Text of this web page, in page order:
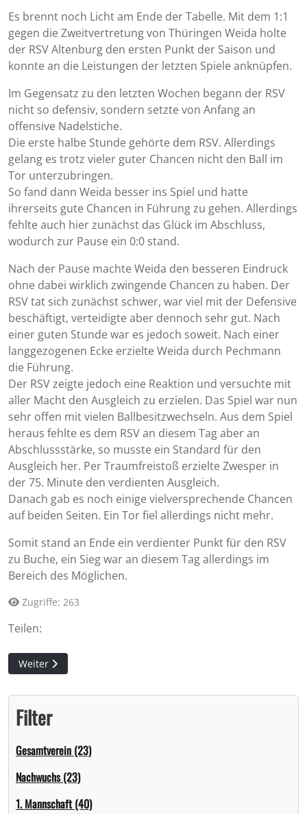
Es brennt noch Licht am Ende der Tabelle. Mit dem 1:1
gegen die Zweitvertretung von Thüringen Weida holte
der RSV Altenburg den ersten Punkt der Saison und
konnte an die Leistungen der letzten Spiele anknüpfen.
Im Gegensatz zu den letzten Wochen begann der RSV
nicht so defensiv, sondern setzte von Anfang an
offensive Nadelstiche.
Die erste halbe Stunde gehörte dem RSV. Allerdings
gelang es trotz vieler guter Chancen nicht den Ball im
Tor unterzubringen.
So fand dann Weida besser ins Spiel und hatte
ihrerseits gute Chancen in Führung zu gehen. Allerdings
fehlte auch hier zunächst das Glück im Abschluss,
wodurch zur Pause ein 0:0 stand.
Nach der Pause machte Weida den besseren Eindruck
ohne dabei wirklich zwingende Chancen zu haben. Der
RSV tat sich zunächst schwer, war viel mit der Defensive
beschäftigt, verteidigte aber dennoch sehr gut. Nach
einer guten Stunde war es jedoch soweit. Nach einer
langgezogenen Ecke erzielte Weida durch Pechmann
die Führung.
Der RSV zeigte jedoch eine Reaktion und versuchte mit
aller Macht den Ausgleich zu erzielen. Das Spiel war nun
sehr offen mit vielen Ballbesitzwechseln. Aus dem Spiel
heraus fehlte es dem RSV an diesem Tag aber an
Abschlussstärke, so musste ein Standard für den
Ausgleich her. Per Traumfreistoß erzielte Zwesper in
der 75. Minute den verdienten Ausgleich.
Danach gab es noch einige vielversprechende Chancen
auf beiden Seiten. Ein Tor fiel allerdings nicht mehr.
Somit stand an Ende ein verdienter Punkt für den RSV
zu Buche, ein Sieg war an diesem Tag allerdings im
Bereich des Möglichen.
Zugriffe: 263
Teilen:
Nächster Beitrag: Positive Ansätze zum Rückrundenstart
Weiter
Filter
Gesamtverein (23)
Nachwuchs (23)
1. Mannschaft (40)